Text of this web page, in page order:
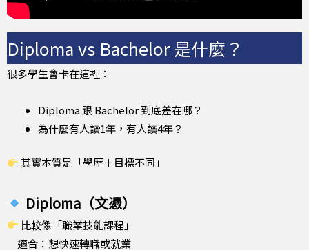
Diploma vs Bachelor 是什麼？
很多學生會卡在這裡：
Diploma 跟 Bachelor 到底差在哪？
為什麼有人讀1年，有人讀4年？
其實本質是「學歷＋目標不同」
Diploma（文憑）
比較像「職業技能課程」
適合：想快速轉職或就業